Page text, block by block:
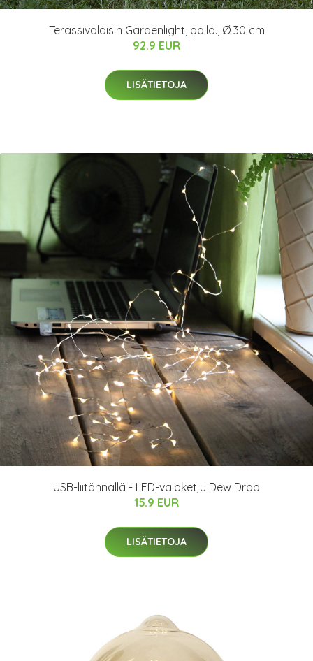
Terassivalaisin Gardenlight, pallo., Ø 30 cm
92.9 EUR
LISÄTIETOJA
USB-liitännällä - LED-valoketju Dew Drop
15.9 EUR
LISÄTIETOJA